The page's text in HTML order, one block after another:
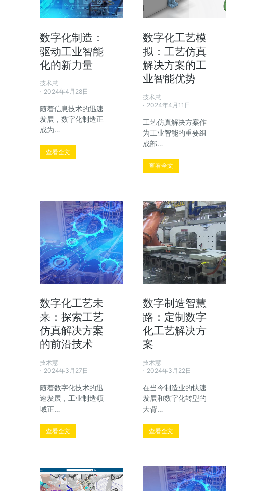
数字化制造：
驱动工业智能
化的新力量
技术慧
2024年4月28日
随着信息技术的迅速
发展，数字化制造正
成为…
查看全文
数字化工艺模
拟：工艺仿真
解决方案的工
业智能优势
技术慧
2024年4月11日
工艺仿真解决方案作
为工业智能的重要组
成部…
查看全文
数字化工艺未
来：探索工艺
仿真解决方案
的前沿技术
技术慧
2024年3月27日
随着数字化技术的迅
速发展，工业制造领
域正…
查看全文
数字制造智慧
路：定制数字
化工艺解决方
案
技术慧
2024年3月22日
在当今制造业的快速
发展和数字化转型的
大背…
查看全文